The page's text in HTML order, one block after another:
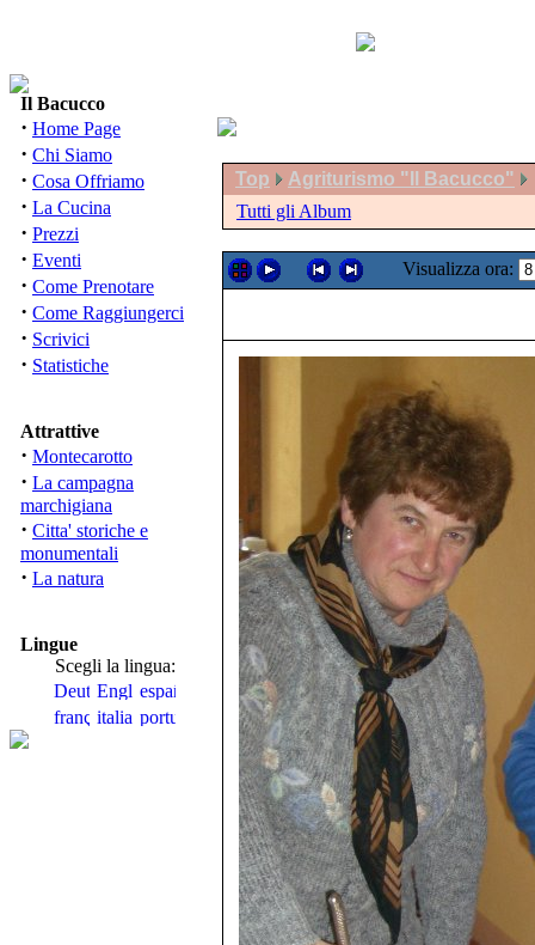
Il Bacucco
· Home Page
· Chi Siamo
· Cosa Offriamo
· La Cucina
· Prezzi
· Eventi
· Come Prenotare
· Come Raggiungerci
· Scrivici
· Statistiche
Attrattive
· Montecarotto
· La campagna
marchigiana
· Citta' storiche e
monumentali
· La natura
Lingue
Scegli la lingua:
Top Agriturismo "Il Bacucco"
Tutti gli Album
Visualizza ora: